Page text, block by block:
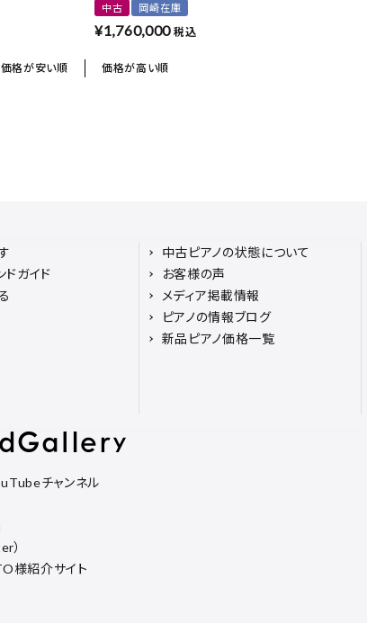
中古 岡崎在庫
¥1,760,000 税込
価格が安い順 価格が高い順
ドガイド
中古ピアノの状態について
お客様の声
メディア掲載情報
ピアノの情報ブログ
新品ピアノ価格一覧
チャンネル
）
様紹介サイト